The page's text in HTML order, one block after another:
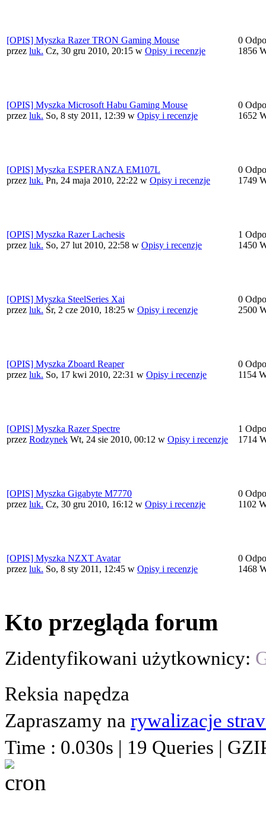
[OPIS] Myszka Razer TRON Gaming Mouse
przez luk. Cz, 30 gru 2010, 20:15 w Opisy i recenzje
0
1856
[OPIS] Myszka Microsoft Habu Gaming Mouse
przez luk. So, 8 sty 2011, 12:39 w Opisy i recenzje
0
1652
[OPIS] Myszka ESPERANZA EM107L
przez luk. Pn, 24 maja 2010, 22:22 w Opisy i recenzje
0
1749
[OPIS] Myszka Razer Lachesis
przez luk. So, 27 lut 2010, 22:58 w Opisy i recenzje
1
1450
[OPIS] Myszka SteelSeries Xai
przez luk. Śr, 2 cze 2010, 18:25 w Opisy i recenzje
0
2500
[OPIS] Myszka Zboard Reaper
przez luk. So, 17 kwi 2010, 22:31 w Opisy i recenzje
0
1154
[OPIS] Myszka Razer Spectre
przez Rodzynek Wt, 24 sie 2010, 00:12 w Opisy i recenzje
1
1714
[OPIS] Myszka Gigabyte M7770
przez luk. Cz, 30 gru 2010, 16:12 w Opisy i recenzje
0
1102
[OPIS] Myszka NZXT Avatar
przez luk. So, 8 sty 2011, 12:45 w Opisy i recenzje
0
1468
Kto przegląda forum
Zidentyfikowani użytkownicy:
Reksia napędza
Zapraszamy na rywalizacje
Time : 0.030s | 19 Queries |